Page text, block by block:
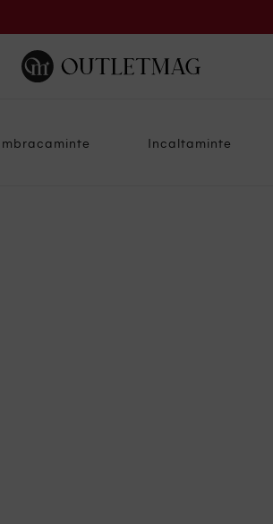
Incaltaminte